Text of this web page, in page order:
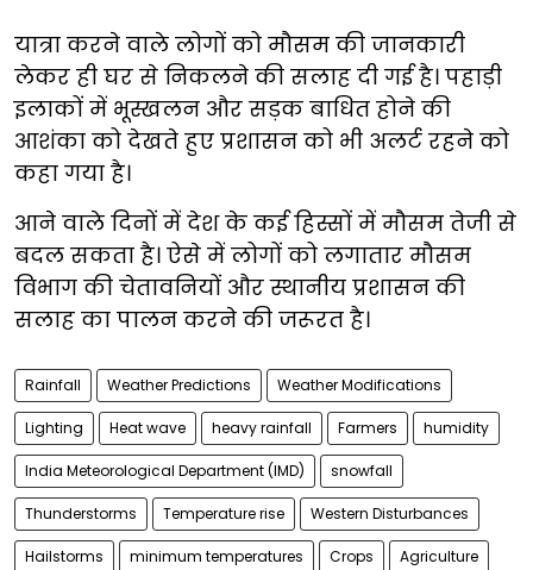
यात्रा करने वाले लोगों को मौसम की जानकारी
लेकर ही घर से निकलने की सलाह दी गई है। पहाड़ी
इलाकों में भूस्खलन और सड़क बाधित होने की
आशंका को देखते हुए प्रशासन को भी अलर्ट रहने को
कहा गया है।
आने वाले दिनों में देश के कई हिस्सों में मौसम तेजी से
बदल सकता है। ऐसे में लोगों को लगातार मौसम
विभाग की चेतावनियों और स्थानीय प्रशासन की
सलाह का पालन करने की जरूरत है।
Rainfall Weather Predictions Weather Modifications
Lighting Heat wave heavy rainfall Farmers humidity
India Meteorological Department (IMD) snowfall
Thunderstorms Temperature rise Western Disturbances
Hailstorms minimum temperatures Crops Agriculture